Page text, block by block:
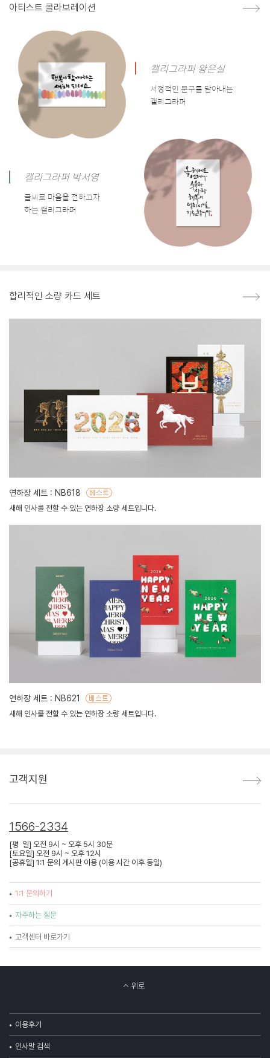
아티스트 콜라보레이션
캘리그라퍼 왕은실
서정적인 문구를 담아내는
캘리그라퍼
캘리그라퍼 박서영
글씨로 마음을 전하고자
하는 캘리그라퍼
합리적인 소량 카드 세트
연하장 세트 : NB618
새해 인사를 전할 수 있는 연하장 소량 세트입니다.
연하장 세트 : NB621
새해 인사를 전할 수 있는 연하장 소량 세트입니다.
고객지원
1566-2334
[평 일] 오전 9시 ~ 오후 5시 30분
[토요일] 오전 9시 ~ 오후 12시
[공휴일] 1:1 문의 게시판 이용 (이용 시간 이후 동일)
1:1 문의하기
자주하는 질문
고객센터 바로가기
위로
이용후기
인사말 검색